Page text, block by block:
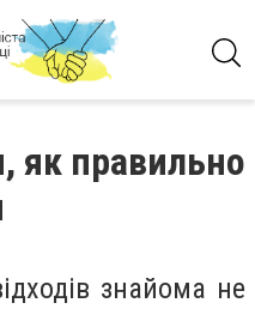
як правильно
знайома не